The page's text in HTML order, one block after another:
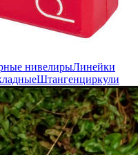
нивелирыЛинейки
Штангенциркули